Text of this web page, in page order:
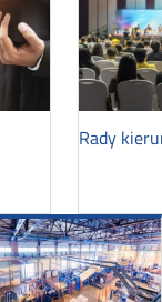
Rady